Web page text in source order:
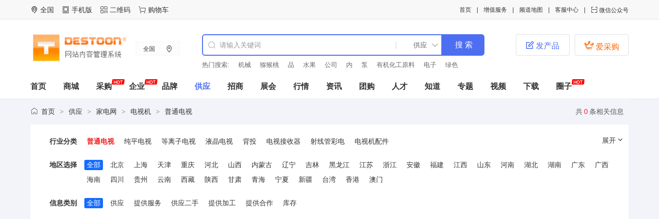
全国 手机版 二维码 购物车  微信公众号
客服中心
频道地图
增值服务
首页
全国
热门搜索: 机械 猕猴桃 品 水果 公司 内 泵 有机化工原料 电子 绿色
 爱采购
 发产品
首页 商城 采购 企业 品牌 供应 招商 展会 行情 资讯 团购 人才 知道 专题 视频 下载 圈子
共0条相关信息
首页 > 供应 > 家电网 > 电视机 > 普通电视
行业分类 普通电视 纯平电视 等离子电视 液晶电视 背投 电视接收器 射线管彩电 电视机配件 展开
地区选择 全部 北京 上海 天津 重庆 河北 山西 内蒙古 辽宁 吉林 黑龙江 江苏 浙江 安徽 福建 江西 山东 河南 湖北 湖南 广东
广西
海南
四川 贵州 云南 西藏 陕西 甘肃 青海 宁夏 新疆 台湾 香港 澳门
信息类别 全部 供应 提供服务 供应二手 提供加工 提供合作 库存